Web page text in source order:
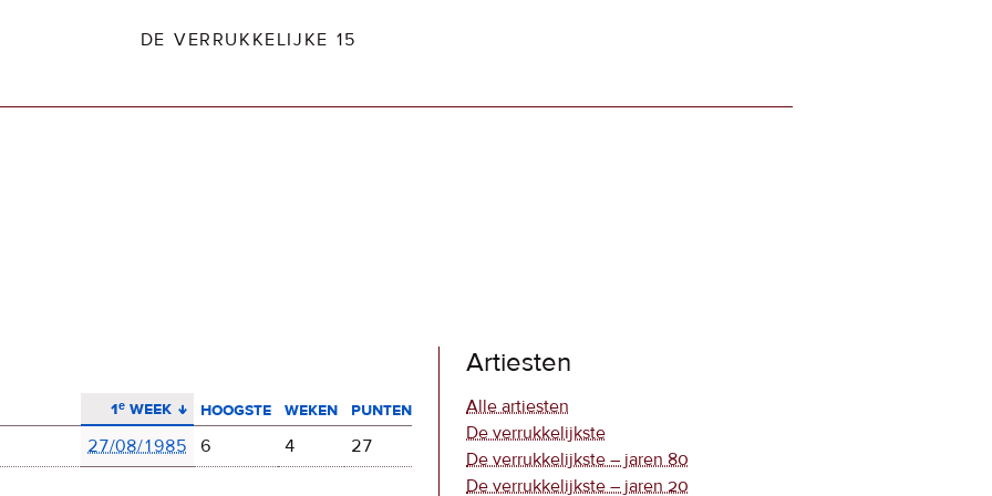
DE VERRUKKELIJKE 15
1ᵉ week
aflopend sorteren hoogste weken
punten
27/08/1985 6 4
27
Artiesten
Alle artiesten
De verrukkelijkste
De verrukkelijkste – jaren 80
De verrukkelijkste – jaren 20